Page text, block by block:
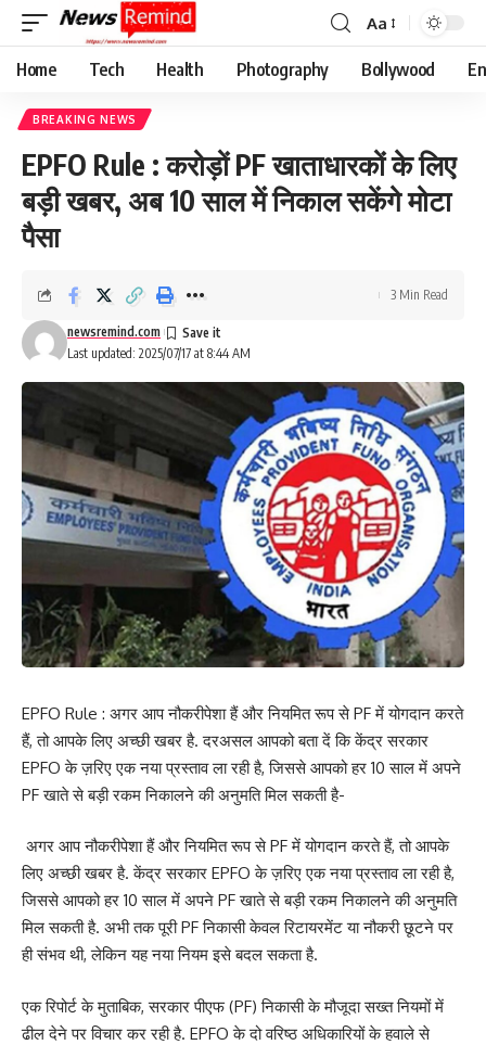
Font
Resizer
Aa
Home Tech Health Photography Bollywood
BREAKING NEWS
EPFO Rule : करोड़ों PF खाताधारकों के लिए
बड़ी खबर, अब 10 साल में निकाल सकेंगे मोटा
पैसा
Last updated: 2025/07/17 at 8:44 AM
newsremind.com
3 Min Read
EPFO Rule : अगर आप नौकरीपेशा हैं और नियमित रूप से PF में योगदान करते
हैं, तो आपके लिए अच्छी खबर है. दरअसल आपको बता दें कि केंद्र सरकार
EPFO के ज़रिए एक नया प्रस्ताव ला रही है, जिससे आपको हर 10 साल में अपने
PF खाते से बड़ी रकम निकालने की अनुमति मिल सकती है-
अगर आप नौकरीपेशा हैं और नियमित रूप से PF में योगदान करते हैं, तो आपके
लिए अच्छी खबर है. केंद्र सरकार EPFO के ज़रिए एक नया प्रस्ताव ला रही है,
जिससे आपको हर 10 साल में अपने PF खाते से बड़ी रकम निकालने की अनुमति
मिल सकती है. अभी तक पूरी PF निकासी केवल रिटायरमेंट या नौकरी छूटने पर
ही संभव थी, लेकिन यह नया नियम इसे बदल सकता है.
एक रिपोर्ट के मुताबिक, सरकार पीएफ (PF) निकासी के मौजूदा सख्त नियमों में
ढील देने पर विचार कर रही है. EPFO के दो वरिष्ठ अधिकारियों के हवाले से